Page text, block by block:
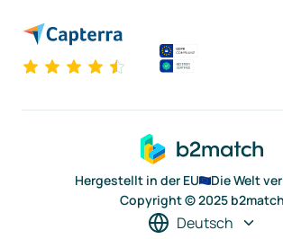
Hergestellt in der EU
Die Welt
Copyright © 2025 b2match
Deutsch